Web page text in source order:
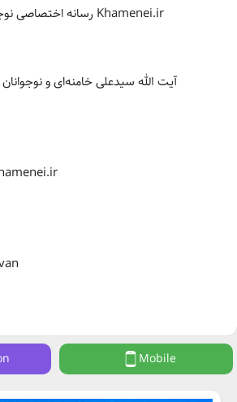
رسانه اختصاصی نوجوانان سایت Khamenei.ir
آیت الله سیدعلی خامنه‌ای و نوجوانان
Mobile